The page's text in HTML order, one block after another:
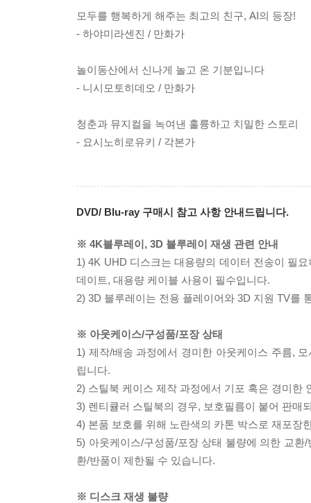
모두를 행복하게 해주는 최고의 친구, AI의 등장!
- 하야미라센진 / 만화가
놀이동산에서 신나게 놀고 온 기분입니다
- 니시모토히데오 / 만화가
청춘과 뮤지컬을 녹여낸 훌륭하고 치밀한 스토리
- 요시노히로유키 / 각본가
DVD/ Blu-ray 구매시 참고 사항 안내드립니다.
※ 4K블루레이, 3D 블루레이 재생 관련 안내
1) 4K UHD 디스크는 대용량의 데이터 전송이 필
데이트, 대용량 케이블 사용이 필수입니다.
2) 3D 블루레이는 전용 플레이어와 3D 지원 TV를
※ 아웃케이스/구성품/포장 상태
1) 제작/배송 과정에서 경미한 아웃케이스 주름,
립니다.
2) 스틸북 케이스 제작 과정에서 기포 혹은 경미한
3) 렌티큘러 스틸북의 경우, 보호필름이 붙어 판매
4) 본품 보호를 위해 노란색의 카톤 박스로 재포장
5) 아웃케이스/구성품/포장 상태 불량에 의한 교
환/반품이 제한될 수 있습니다.
※ 디스크 재생 불량